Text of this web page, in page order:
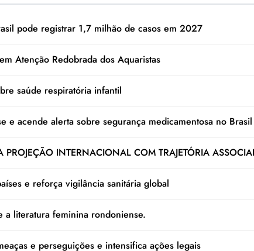
pode registrar 1,7 milhão de casos em 2027
Atenção Redobrada dos Aquaristas
saúde respiratória infantil
e acende alerta sobre segurança medicamentosa no Brasil
INTERNACIONAL COM TRAJETÓRIA
e reforça vigilância sanitária global
a literatura feminina rondoniense.
e perseguições e intensifica ações legais